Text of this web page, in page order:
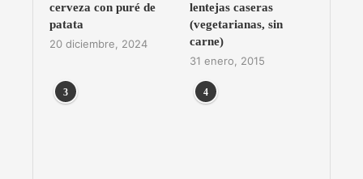
cerveza con puré de
patata
20 diciembre, 2024
lentejas caseras
(vegetarianas, sin
carne)
31 enero, 2015
3 4